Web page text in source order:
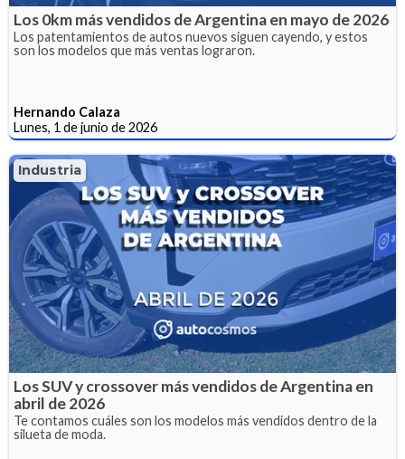
Los 0km más vendidos de Argentina en mayo de 2026
Los patentamientos de autos nuevos siguen cayendo, y estos
son los modelos que más ventas lograron.
Hernando Calaza
Lunes, 1 de junio de 2026
Industria
Los SUV y crossover más vendidos de Argentina en
abril de 2026
Te contamos cuáles son los modelos más vendidos dentro de la
silueta de moda.